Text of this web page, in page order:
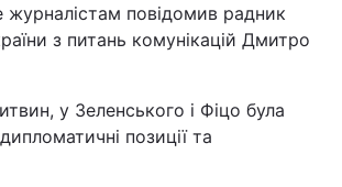
журналістам повідомив радник
з питань комунікацій Дмитро
у Зеленського і Фіцо була
позиції та